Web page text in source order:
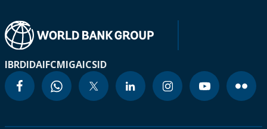
IBRDIDAIFCMIGAICSID